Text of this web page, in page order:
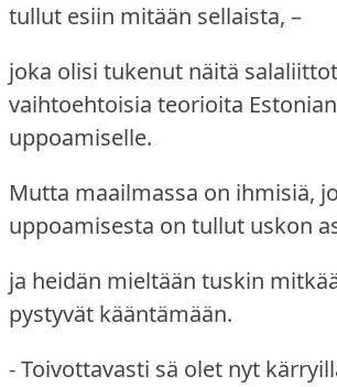
tullut esiin mitään sellaista, –
joka olisi tukenut näitä
vaihtoehtoisia teorioita Estonian
uppoamiselle.
Mutta maailmassa on ihmisiä,
uppoamisesta on tullut uskon
ja heidän mieltään tuskin
pystyvät kääntämään.
- Toivottavasti sä olet nyt